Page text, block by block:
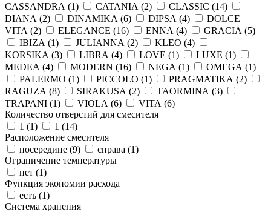
CASSANDRA (1) CATANIA (2) CLASSIC (14)
DIANA (2) DINAMIKA (6) DIPSA (4)
DOLCE
VITA (2) ELEGANCE (16) ENNA (4) GRACIA (5)
IBIZA (1) JULIANNA (2) KLEO (4)
KORSIKA (3) LIBRA (4) LOVE (1) LUXE (1)
MEDEA (4) MODERN (16) NEGA (1) OMEGA (1)
PALERMO (1) PICCOLO (1) PRAGMATIKA (2)
RAGUZA (8) SIRAKUSA (2) TAORMINA (3)
TRAPANI (1) VIOLA (6) VITA (6)
Количество отверстий для смесителя
1 (1) 1 (14)
Расположение смесителя
посередине (9) справа (1)
Ограничение температуры
нет (1)
Функция экономии расхода
есть (1)
Система хранения